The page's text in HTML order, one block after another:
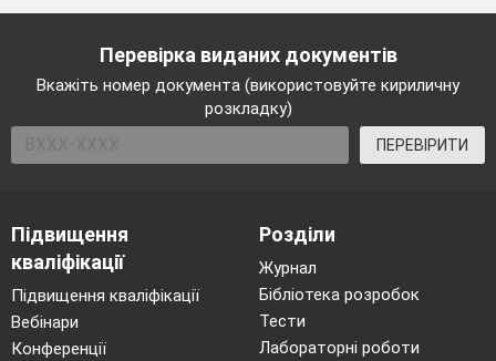
Перевірка виданих документів
Вкажіть номер документа (використовуйте кириличну
розкладку)
ПЕРЕВІРИТИ
Підвищення
кваліфікації
Підвищення кваліфікації
Вебінари
Конференції
Розділи
Журнал
Бібліотека розробок
Тести
Лабораторні роботи